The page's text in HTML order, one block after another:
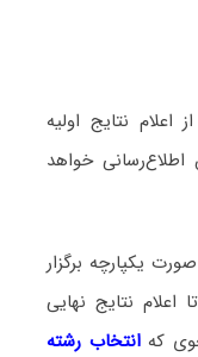
اعلام نتایج اولیه
خواهد
یکپارچه برگزار
اعلام نتایج نهایی
که انتخاب رشته